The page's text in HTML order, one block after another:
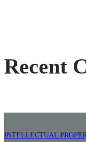
Recent
INTELLECTUAL